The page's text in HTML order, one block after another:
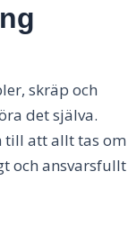
skräp och
det själva.
till att allt tas om
och ansvarsfullt